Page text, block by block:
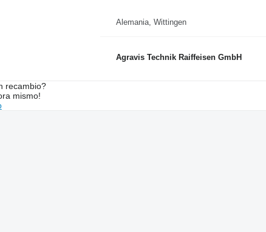
Alemania, Wittingen
Agravis Technik Raiffeisen GmbH
recambio?
mismo!